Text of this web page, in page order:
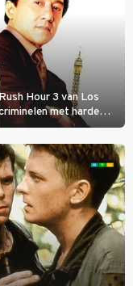
Hour 3 van Los
met harde